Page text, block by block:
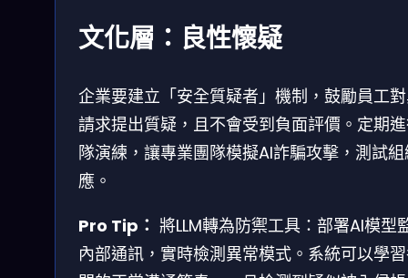
文化層：良性懷疑
企業要建立「安全質疑者」機制，鼓勵員工
請求提出質疑，且不會受到負面評價。定期
隊演練，讓專業團隊模擬AI詐騙攻擊，測試
應。
Pro Tip： 將LLM轉為防禦工具：部署AI模型
內部通訊，實時檢測異常模式。系統可以學